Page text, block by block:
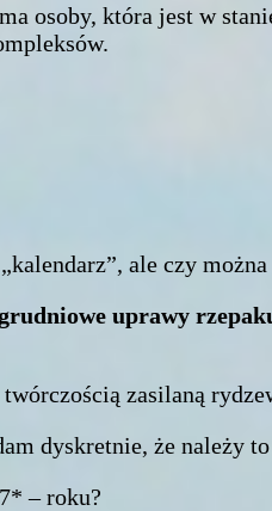
osoby, która jest w
ale czy
uprawy
zasilaną
dyskretnie, że należy
– roku?